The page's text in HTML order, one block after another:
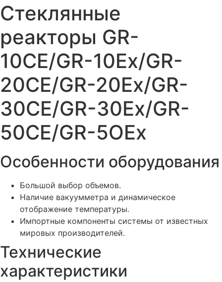
Стеклянные
реакторы GR-
10CE/GR-10Ex/GR-
20CE/GR-20Ex/GR-
30CE/GR-30Еx/GR-
50CE/GR-5OEx
Особенности оборудования
Большой выбор объемов.
Наличие вакуумметра и динамическое
отображение температуры.
Импортные компоненты системы от известных
мировых производителей.
Технические
характеристики